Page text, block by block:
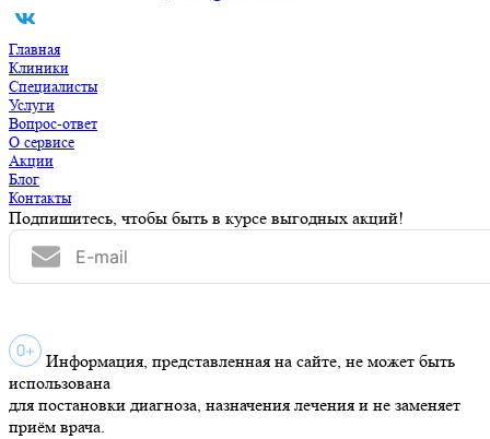
Главная
Клиники
Специалисты
Услуги
Вопрос-ответ
О сервисе
Акции
Блог
Контакты
Подпишитесь, чтобы быть в курсе выгодных акций!
Информация, представленная на сайте, не может быть
использована
для постановки диагноза, назначения лечения и не заменяет
приём врача.